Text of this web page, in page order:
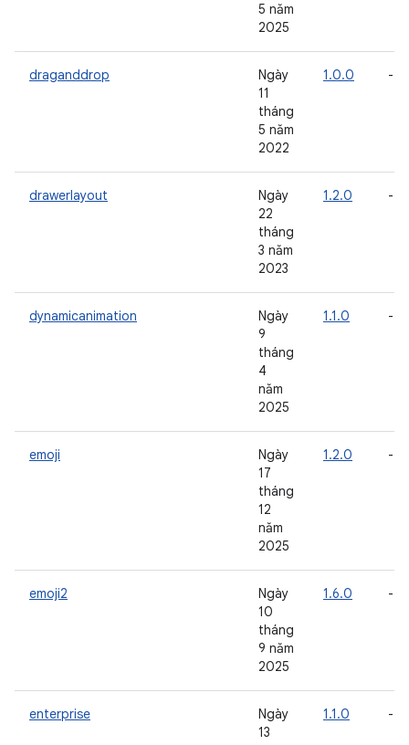
5 năm
2025
draganddrop
Ngày
11
tháng
5 năm
2022
1.0.0 -
drawerlayout
Ngày
22
tháng
3 năm
2023
1.2.0 -
dynamicanimation
Ngày
9
tháng
4
năm
2025
1.1.0 -
emoji
Ngày
17
tháng
12
năm
2025
1.2.0 -
emoji2
Ngày
10
tháng
9 năm
2025
1.6.0 -
enterprise
Ngày
13
1.1.0 -